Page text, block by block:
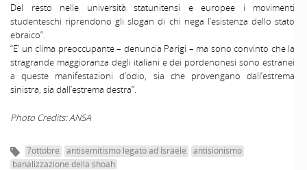
Del resto nelle università statunitensi e europee i movimenti
studenteschi riprendono gli slogan di chi nega l’esistenza dello stato
ebraico”.
“E’ un clima preoccupante – denuncia Parigi – ma sono convinto che la
stragrande maggioranza degli italiani e dei pordenonesi sono estranei
a queste manifestazioni d’odio, sia che provengano dall’estrema
sinistra, sia dall’estrema destra”.
Photo Credits: ANSA
7ottobre antisemitismo legato ad Israele
antisionismo
banalizzazione della shoah